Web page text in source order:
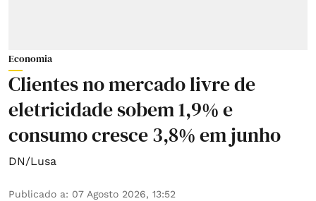
Economia
Clientes no mercado livre de
eletricidade sobem 1,9% e
consumo cresce 3,8% em junho
DN/Lusa
Publicado a: 07 Agosto 2026, 13:52